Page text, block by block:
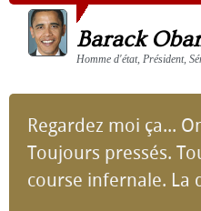
Barack
Homme d'état, Président,
Regardez moi ça...
Toujours pressés.
course infernale. La